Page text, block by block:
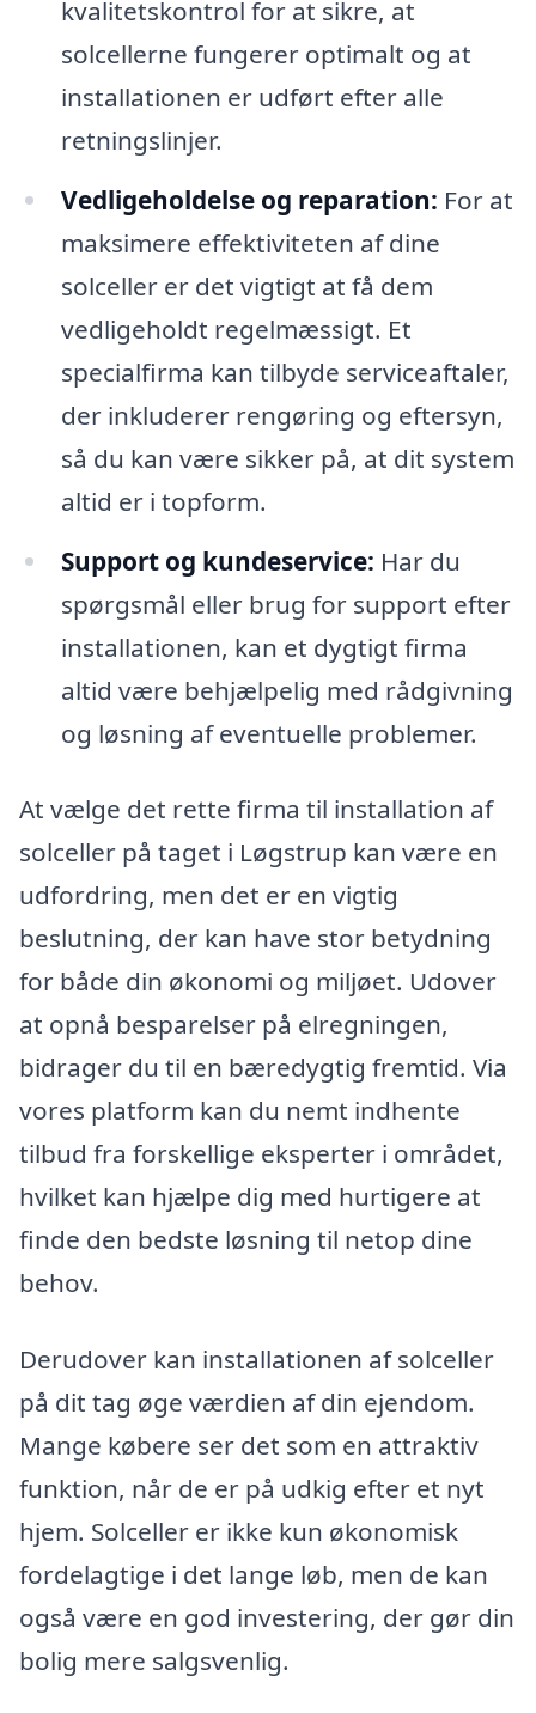
kvalitetskontrol for at sikre, at
solcellerne fungerer optimalt og at
installationen er udført efter alle
retningslinjer.
Vedligeholdelse og reparation: For at
maksimere effektiviteten af dine
solceller er det vigtigt at få dem
vedligeholdt regelmæssigt. Et
specialfirma kan tilbyde serviceaftaler,
der inkluderer rengøring og eftersyn,
så du kan være sikker på, at dit system
altid er i topform.
Support og kundeservice: Har du
spørgsmål eller brug for support efter
installationen, kan et dygtigt firma
altid være behjælpelig med rådgivning
og løsning af eventuelle problemer.
At vælge det rette firma til installation af
solceller på taget i Løgstrup kan være en
udfordring, men det er en vigtig
beslutning, der kan have stor betydning
for både din økonomi og miljøet. Udover
at opnå besparelser på elregningen,
bidrager du til en bæredygtig fremtid. Via
vores platform kan du nemt indhente
tilbud fra forskellige eksperter i området,
hvilket kan hjælpe dig med hurtigere at
finde den bedste løsning til netop dine
behov.
Derudover kan installationen af solceller
på dit tag øge værdien af din ejendom.
Mange købere ser det som en attraktiv
funktion, når de er på udkig efter et nyt
hjem. Solceller er ikke kun økonomisk
fordelagtige i det lange løb, men de kan
også være en god investering, der gør din
bolig mere salgsvenlig.